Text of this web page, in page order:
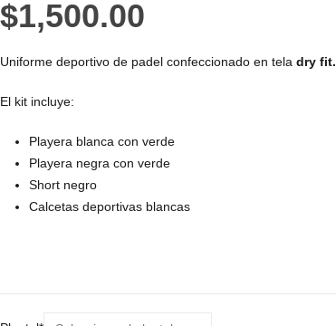
$1,500.00
Uniforme deportivo de padel confeccionado en tela dry fit.
El kit incluye:
Playera blanca con verde
Playera negra con verde
Short negro
Calcetas deportivas blancas